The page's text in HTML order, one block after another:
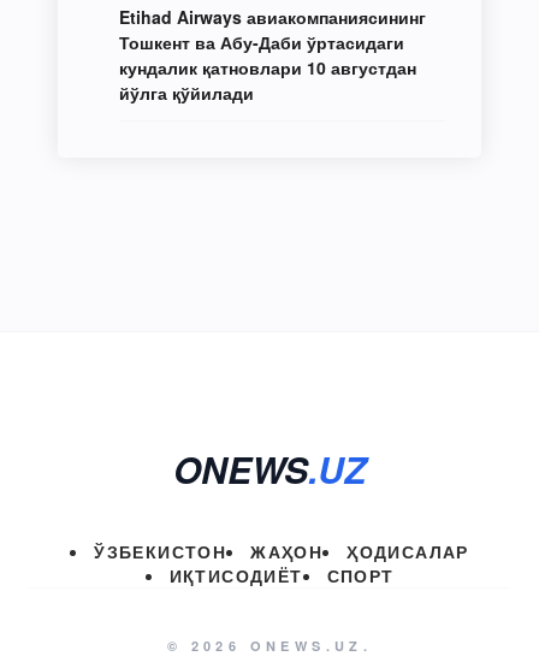
Etihad Airways авиакомпаниясининг
Тошкент ва Абу-Даби ўртасидаги
кундалик қатновлари 10 августдан
йўлга қўйилади
ONEWS.UZ
ЎЗБЕКИСТОН ЖАҲОН
ҲОДИСАЛАР
ИҚТИСОДИЁТ
СПОРТ
© 2026 ONEWS.UZ.